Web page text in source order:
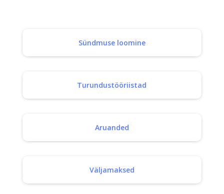
Sündmuse loomine
Turundustööriistad
Aruanded
Väljamaksed